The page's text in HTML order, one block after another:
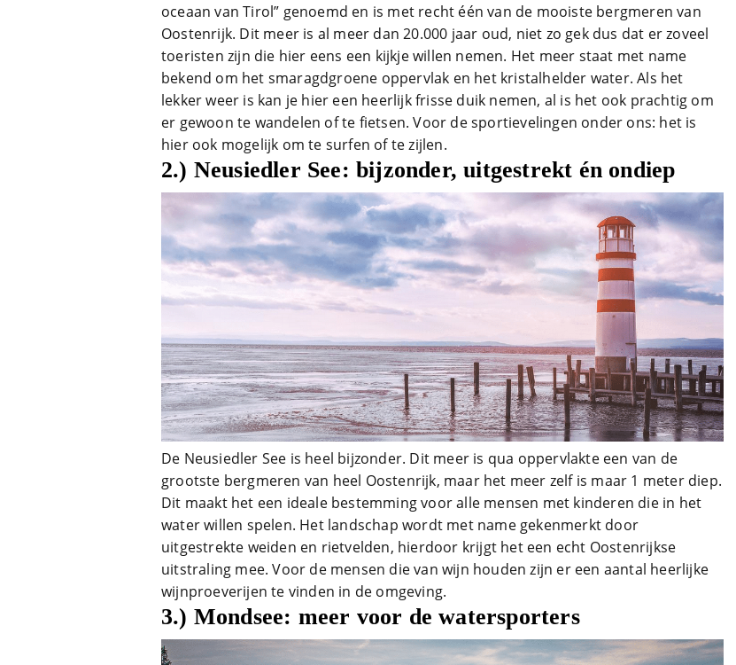
oceaan van Tirol” genoemd en is met recht één van de mooiste bergmeren van
Oostenrijk. Dit meer is al meer dan 20.000 jaar oud, niet zo gek dus dat er zoveel
toeristen zijn die hier eens een kijkje willen nemen. Het meer staat met name
bekend om het smaragdgroene oppervlak en het kristalhelder water. Als het
lekker weer is kan je hier een heerlijk frisse duik nemen, al is het ook prachtig om
er gewoon te wandelen of te fietsen. Voor de sportievelingen onder ons: het is
hier ook mogelijk om te surfen of te zijlen.
2.) Neusiedler See: bijzonder, uitgestrekt én ondiep
De Neusiedler See is heel bijzonder. Dit meer is qua oppervlakte een van de
grootste bergmeren van heel Oostenrijk, maar het meer zelf is maar 1 meter diep.
Dit maakt het een ideale bestemming voor alle mensen met kinderen die in het
water willen spelen. Het landschap wordt met name gekenmerkt door
uitgestrekte weiden en rietvelden, hierdoor krijgt het een echt Oostenrijkse
uitstraling mee. Voor de mensen die van wijn houden zijn er een aantal heerlijke
wijnproeverijen te vinden in de omgeving.
3.) Mondsee: meer voor de watersporters